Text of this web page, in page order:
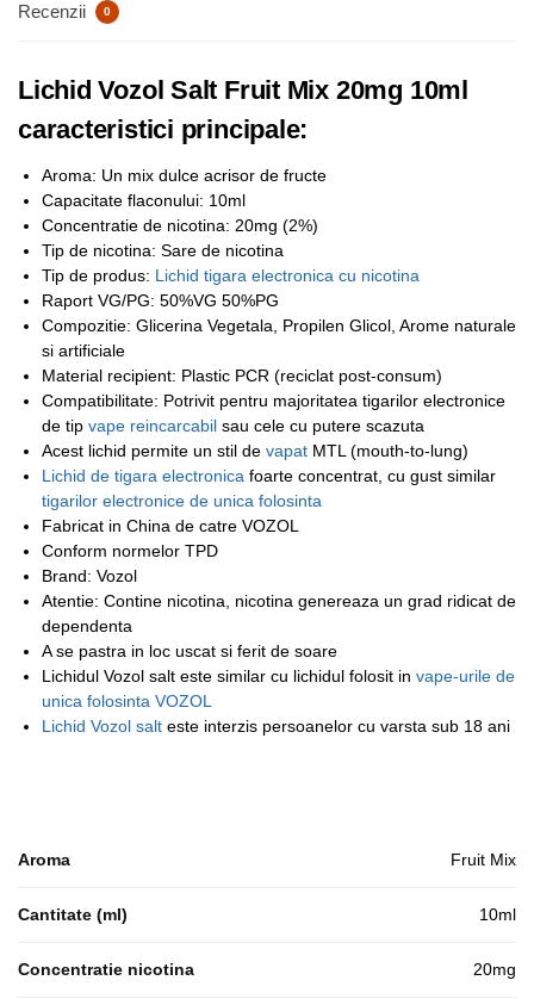
Recenzii 0
Lichid Vozol Salt Fruit Mix 20mg 10ml
caracteristici principale:
Aroma: Un mix dulce acrisor de fructe
Capacitate flaconului: 10ml
Concentratie de nicotina: 20mg (2%)
Tip de nicotina: Sare de nicotina
Tip de produs: Lichid tigara electronica cu nicotina
Raport VG/PG: 50%VG 50%PG
Compozitie: Glicerina Vegetala, Propilen Glicol, Arome naturale
si artificiale
Material recipient: Plastic PCR (reciclat post-consum)
Compatibilitate: Potrivit pentru majoritatea tigarilor electronice
de tip vape reincarcabil sau cele cu putere scazuta
Acest lichid permite un stil de vapat MTL (mouth-to-lung)
Lichid de tigara electronica foarte concentrat, cu gust similar
tigarilor electronice de unica folosinta
Fabricat in China de catre VOZOL
Conform normelor TPD
Brand: Vozol
Atentie: Contine nicotina, nicotina genereaza un grad ridicat de
dependenta
A se pastra in loc uscat si ferit de soare
Lichidul Vozol salt este similar cu lichidul folosit in vape-urile de
unica folosinta VOZOL
Lichid Vozol salt este interzis persoanelor cu varsta sub 18 ani
Aroma Fruit Mix
Cantitate (ml) 10ml
Concentratie nicotina 20mg